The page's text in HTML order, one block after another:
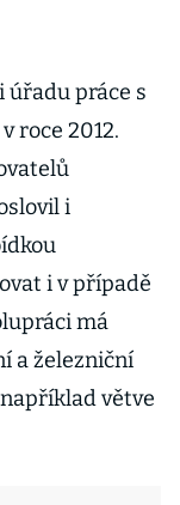
práce s
roce 2012.
i
i v případě
má
a železniční
větve